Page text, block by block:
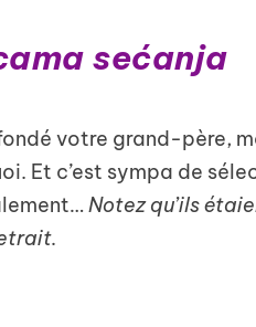
sećanja
votre grand-père,
Et c’est sympa de
Notez qu’ils